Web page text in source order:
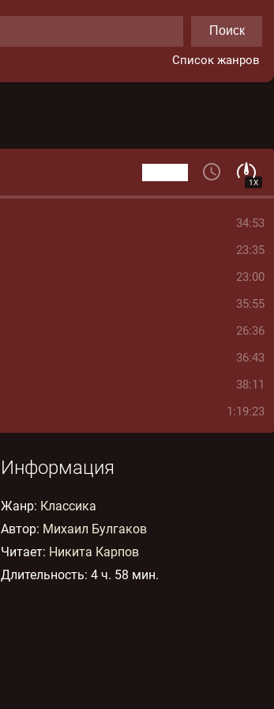
Поиск
Список жанров
1X
34:53
23:35
23:00
35:55
26:36
36:43
38:11
1:19:23
Информация
Жанр: Классика
Автор: Михаил Булгаков
Читает: Никита Карпов
Длительность: 4 ч. 58 мин.